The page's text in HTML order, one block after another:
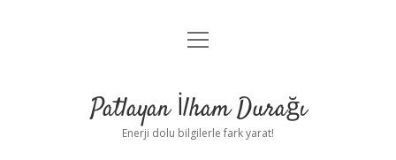
Anasayfa
Yasal Uyarı
menüyü
Patlayan İlham Durağı
Enerji dolu bilgilerle fark yarat!